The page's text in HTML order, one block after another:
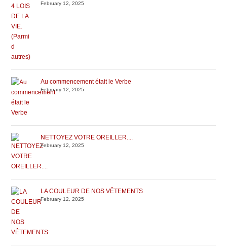
February 12, 2025
Au commencement était le Verbe
February 12, 2025
NETTOYEZ VOTRE OREILLER....
February 12, 2025
LA COULEUR DE NOS VÊTEMENTS
February 12, 2025